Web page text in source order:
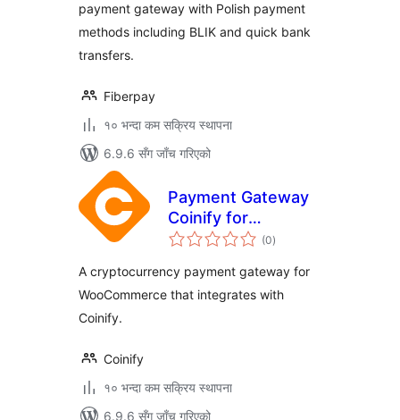
payment gateway with Polish payment
methods including BLIK and quick bank
transfers.
Fiberpay
१० भन्दा कम सक्रिय स्थापना
6.9.6 सँग जाँच गरिएको
Payment Gateway
Coinify for
WooCommerce
(0कुल
रेटिङ्गहरू
)
A cryptocurrency payment gateway for
WooCommerce that integrates with
Coinify.
Coinify
१० भन्दा कम सक्रिय स्थापना
6.9.6 सँग जाँच गरिएको